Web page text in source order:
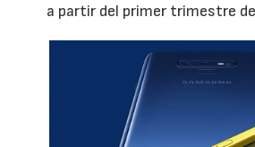
a partir del primer trimestre